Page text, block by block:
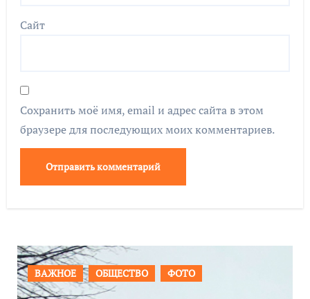
Сайт
Сохранить моё имя, email и адрес сайта в этом
браузере для последующих моих комментариев.
ПРОИСШЕСТВИЯ ФОТО